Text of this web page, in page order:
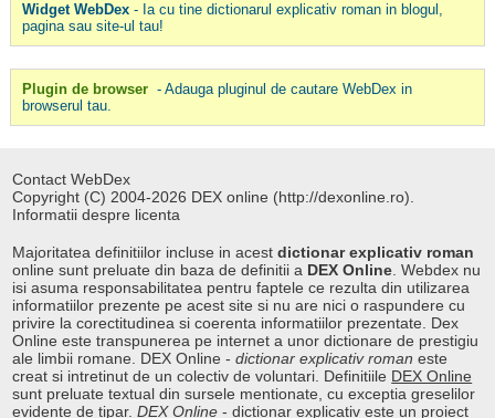
Widget WebDex- Ia cu tine dictionarul explicativ roman in blogul,
pagina sau site-ul tau!
Plugin de browser - Adauga pluginul de cautare WebDex in
browserul tau.
Contact WebDex
Copyright (C) 2004-2026 DEX online (http://dexonline.ro).
Informatii despre licenta
Majoritatea definitiilor incluse in acestdictionar explicativ roman
online sunt preluate din baza de definitii a DEX Online . Webdex nu
isi asuma responsabilitatea pentru faptele ce rezulta din utilizarea
informatiilor prezente pe acest site si nu are nici o raspundere cu
privire la corectitudinea si coerenta informatiilor prezentate. Dex
Online este transpunerea pe internet a unor dictionare de prestigiu
ale limbii romane. DEX Online -dictionar explicativ roman este
creat si intretinut de un colectiv de voluntari. Definitiile DEX Online
sunt preluate textual din sursele mentionate, cu exceptia greselilor
evidente de tipar.DEX Online -dictionar explicativ este un proiect